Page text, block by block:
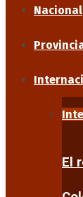
Nacional
El